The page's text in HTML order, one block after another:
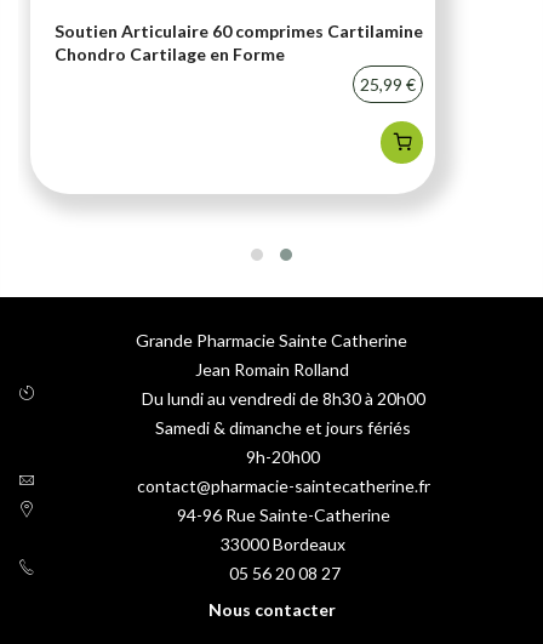
Soutien Articulaire 60 comprimes Cartilamine
Chondro Cartilage en Forme
25,99 €
Grande Pharmacie Sainte Catherine
Jean Romain Rolland
Du lundi au vendredi de 8h30 à 20h00
Samedi & dimanche et jours fériés
9h-20h00
contact@pharmacie-saintecatherine.fr
94-96 Rue Sainte-Catherine
33000Bordeaux
05 56 20 08 27
Nous contacter